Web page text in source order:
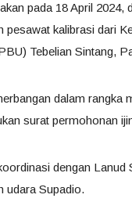
pada 18 April 2024,
pesawat kalibrasi dari
Tebelian Sintang,
dalam rangka
surat permohonan
dengan
udara Supadio.